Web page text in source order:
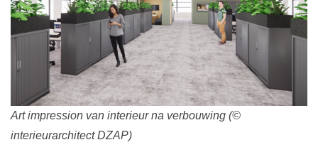
Art impression van interieur na verbouwing (©
interieurarchitect DZAP)